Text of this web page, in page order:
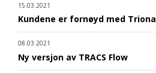
15.03.2021
Kundene er fornøyd med Triona
08.03.2021
Ny versjon av TRACS Flow